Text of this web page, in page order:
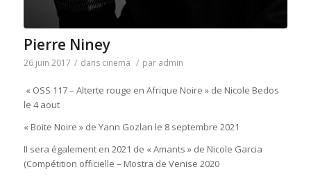
Pierre Niney
26 juin 2017 / dans cinema / par admin
« OSS 117 – Alterte rouge en Afrique Noire » de Nicole Bedos
le 4 aout
« Boite Noire » de Yann Gozlan le 8 septembre 2021
Il sera également en 2021 de « Amants » de Nicole Garcia
(Compétition officielle – Mostra de Venise 2020